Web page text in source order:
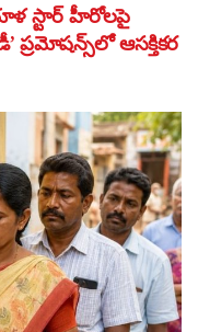
స్టార్ హీరోలపై
ప్రమోషన్స్‌లో ఆసక్తికర